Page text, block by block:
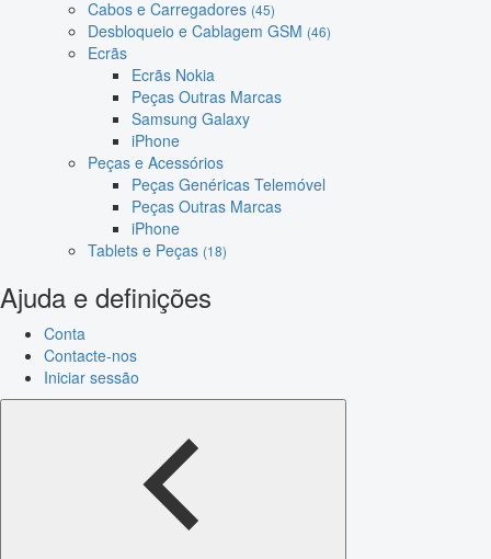
Cabos e Carregadores (45)
Desbloqueio e Cablagem GSM (46)
Ecrãs
Ecrãs Nokia
Peças Outras Marcas
Samsung Galaxy
iPhone
Peças e Acessórios
Peças Genéricas Telemóvel
Peças Outras Marcas
iPhone
Tablets e Peças (18)
Ajuda e definições
Conta
Contacte-nos
Iniciar sessão